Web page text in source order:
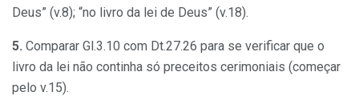
Deus” (v.8); “no livro da lei de Deus” (v.18).
5. Comparar Gl.3.10 com Dt.27.26 para se verificar que o
livro da lei não continha só preceitos cerimoniais (começar
pelo v.15).